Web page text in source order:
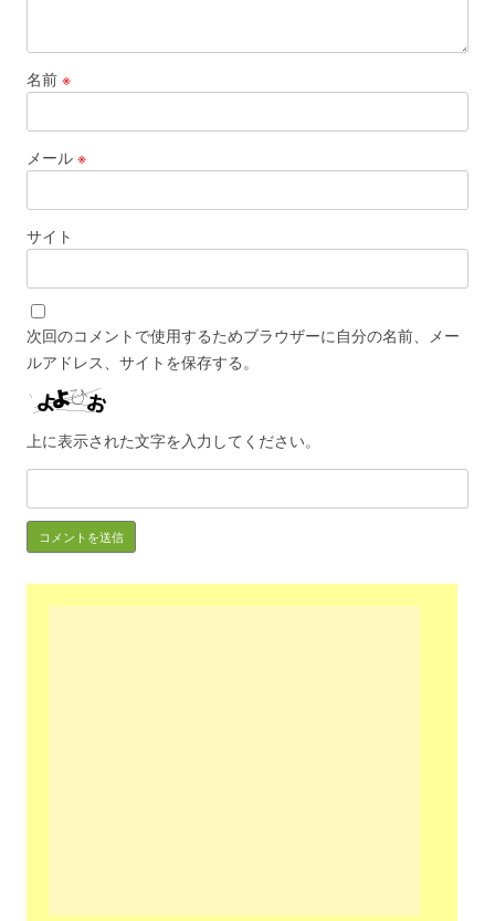
名前 ※
メール ※
サイト
次回のコメントで使用するためブラウザーに自分の名前、メー
ルアドレス、サイトを保存する。
上に表示された文字を入力してください。